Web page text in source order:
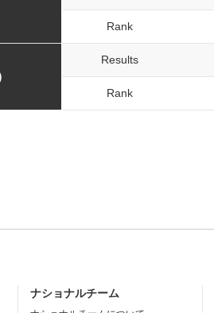
Rank
Results
Rank
ナショナルチーム